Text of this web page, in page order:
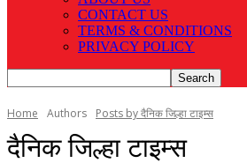
CONTACT US
TERMS & CONDITIONS
PRIVACY POLICY
Home Authors Posts by दैनिक जिल्हा टाइम्स
दैनिक जिल्हा टाइम्स